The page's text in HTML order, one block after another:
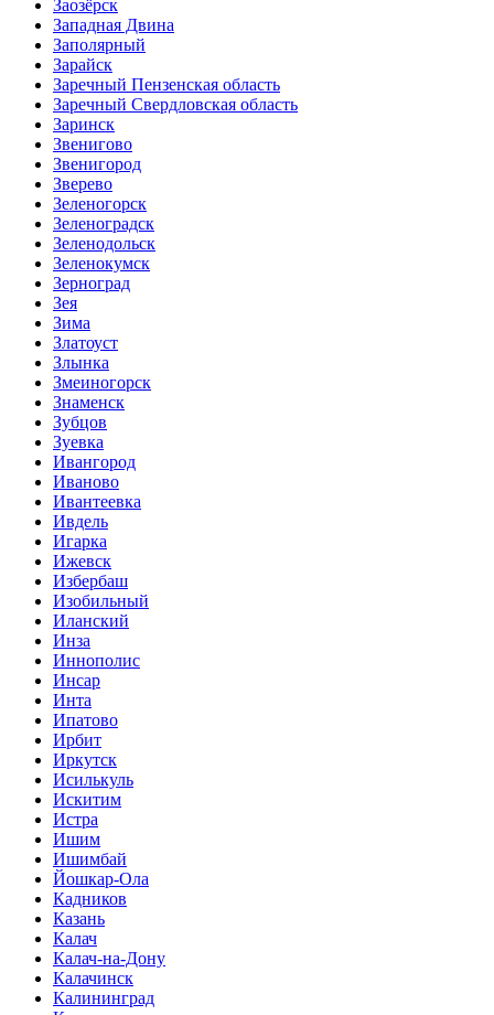
Заозёрск
Западная Двина
Заполярный
Зарайск
Заречный Пензенская область
Заречный Свердловская область
Заринск
Звенигово
Звенигород
Зверево
Зеленогорск
Зеленоградск
Зеленодольск
Зеленокумск
Зерноград
Зея
Зима
Златоуст
Злынка
Змеиногорск
Знаменск
Зубцов
Зуевка
Ивангород
Иваново
Ивантеевка
Ивдель
Игарка
Ижевск
Избербаш
Изобильный
Иланский
Инза
Иннополис
Инсар
Инта
Ипатово
Ирбит
Иркутск
Исилькуль
Искитим
Истра
Ишим
Ишимбай
Йошкар-Ола
Кадников
Казань
Калач
Калач-на-Дону
Калачинск
Калининград